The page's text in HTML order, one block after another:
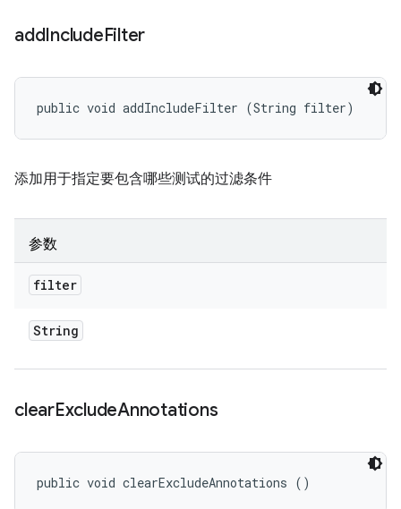
addIncludeFilter
public void addIncludeFilter (String filter)
添加用于指定要包含哪些测试的过滤条件
参数
filter
String
clearExcludeAnnotations
public void clearExcludeAnnotations ()